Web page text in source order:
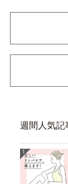
週間人気